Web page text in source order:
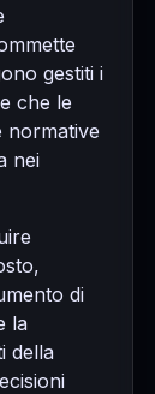
gestiti i
che le
normative
nei
di
la
della